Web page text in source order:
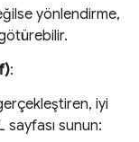
yönlendirme,
:
iyi
sayfası sunun: